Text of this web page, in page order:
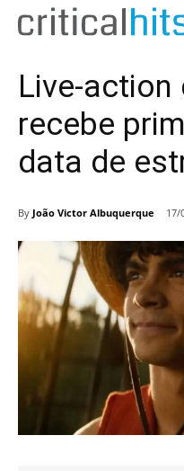
Live-action
recebe
data de
By João Victor Albuquerque 17/